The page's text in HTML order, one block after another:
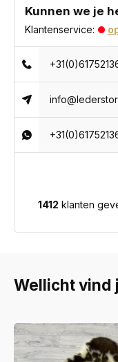
Kunnen we je
Klantenservice:
1412 klanten
Wellicht vind